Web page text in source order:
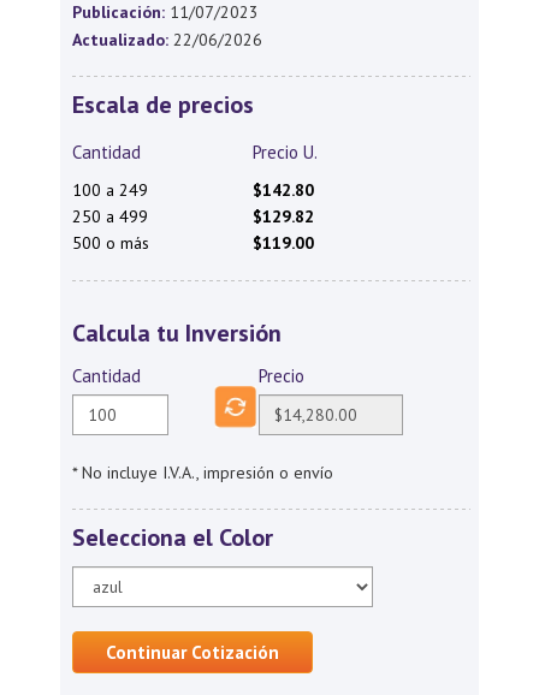
Publicación: 11/07/2023
Actualizado: 22/06/2026
Escala de precios
Cantidad Precio U.
100 a 249
$142.80
250 a 499
$129.82
500 o más
$119.00
Calcula tu Inversión
Cantidad Precio
* No incluye I.V.A., impresión o envío
Selecciona el Color
Continuar Cotización